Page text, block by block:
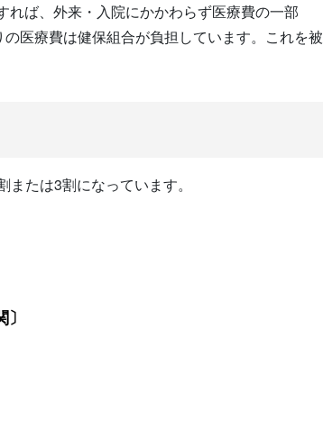
ば、外来・入院にかかわらず医療費の一部
医療費は健保組合が負担しています。これを被
たは3割になっています。